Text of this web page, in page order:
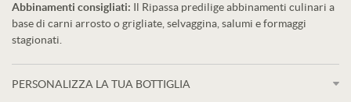
Abbinamenti consigliati: Il Ripassa predilige abbinamenti culinari a
base di carni arrosto o grigliate, selvaggina, salumi e formaggi
stagionati.
PERSONALIZZA LA TUA BOTTIGLIA